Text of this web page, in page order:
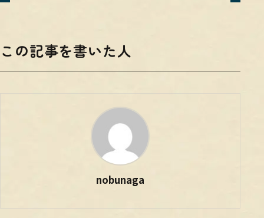
この記事を書いた人
nobunaga